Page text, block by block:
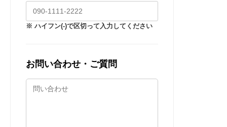
※ ハイフン(-)で区切って入力してください
お問い合わせ・ご質問